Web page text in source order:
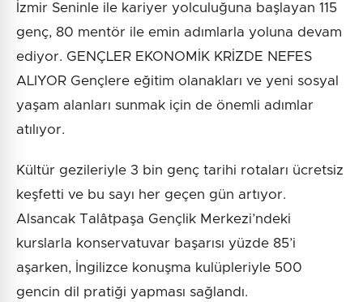
İzmir Seninle ile kariyer yolculuğuna başlayan 115
genç, 80 mentör ile emin adımlarla yoluna devam
ediyor. GENÇLER EKONOMİK KRİZDE NEFES
ALIYOR Gençlere eğitim olanakları ve yeni sosyal
yaşam alanları sunmak için de önemli adımlar
atılıyor.
Kültür gezileriyle 3 bin genç tarihi rotaları ücretsiz
keşfetti ve bu sayı her geçen gün artıyor.
Alsancak Talâtpaşa Gençlik Merkezi’ndeki
kurslarla konservatuvar başarısı yüzde 85’i
aşarken, İngilizce konuşma kulüpleriyle 500
gencin dil pratiği yapması sağlandı.